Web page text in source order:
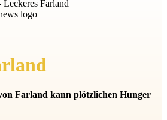
Farland kann plötzlichen Hunger